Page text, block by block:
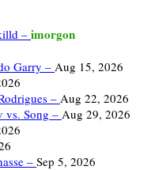
–imorgon
Garry – Aug 15, 2026
– Aug 22, 2026
vs. Song – Aug 29, 2026
– Sep 5, 2026